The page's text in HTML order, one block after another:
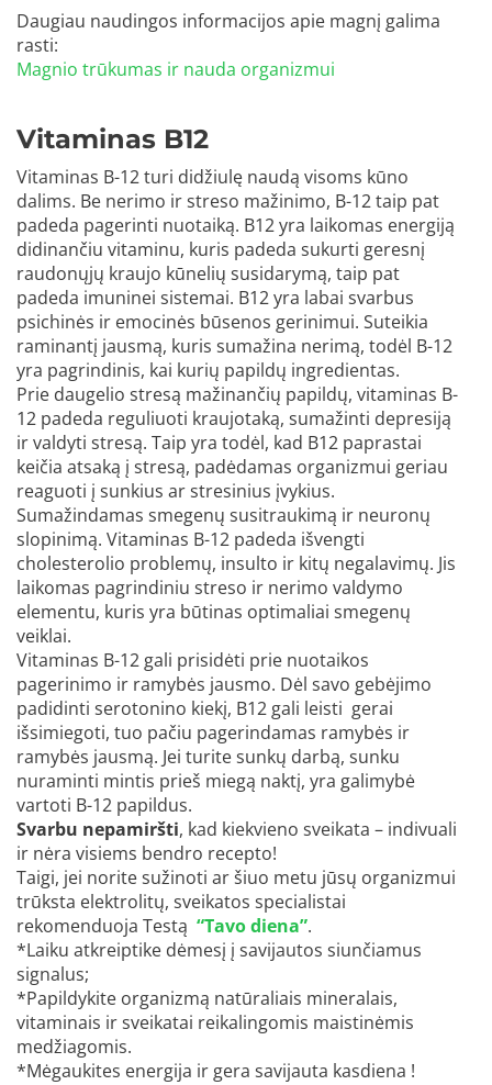
Daugiau naudingos informacijos apie magnį galima
rasti:
Magnio trūkumas ir nauda organizmui
Vitaminas B12
Vitaminas B-12 turi didžiulę naudą visoms kūno
dalims. Be nerimo ir streso mažinimo, B-12 taip pat
padeda pagerinti nuotaiką. B12 yra laikomas energiją
didinančiu vitaminu, kuris padeda sukurti geresnį
raudonųjų kraujo kūnelių susidarymą, taip pat
padeda imuninei sistemai. B12 yra labai svarbus
psichinės ir emocinės būsenos gerinimui. Suteikia
raminantį jausmą, kuris sumažina nerimą, todėl B-12
yra pagrindinis, kai kurių papildų ingredientas.
Prie daugelio stresą mažinančių papildų, vitaminas B-
12 padeda reguliuoti kraujotaką, sumažinti depresiją
ir valdyti stresą. Taip yra todėl, kad B12 paprastai
keičia atsaką į stresą, padėdamas organizmui geriau
reaguoti į sunkius ar stresinius įvykius.
Sumažindamas smegenų susitraukimą ir neuronų
slopinimą. Vitaminas B-12 padeda išvengti
cholesterolio problemų, insulto ir kitų negalavimų. Jis
laikomas pagrindiniu streso ir nerimo valdymo
elementu, kuris yra būtinas optimaliai smegenų
veiklai.
Vitaminas B-12 gali prisidėti prie nuotaikos
pagerinimo ir ramybės jausmo. Dėl savo gebėjimo
padidinti serotonino kiekį, B12 gali leisti gerai
išsimiegoti, tuo pačiu pagerindamas ramybės ir
ramybės jausmą. Jei turite sunkų darbą, sunku
nuraminti mintis prieš miegą naktį, yra galimybė
vartoti B-12 papildus.
Svarbu nepamiršti, kad kiekvieno sveikata – indivuali
ir nėra visiems bendro recepto!
Taigi, jei norite sužinoti ar šiuo metu jūsų organizmui
trūksta elektrolitų, sveikatos specialistai
rekomenduoja Testą “Tavo diena”.
*Laiku atkreiptike dėmesį į savijautos siunčiamus
signalus;
*Papildykite organizmą natūraliais mineralais,
vitaminais ir sveikatai reikalingomis maistinėmis
medžiagomis.
*Mėgaukites energija ir gera savijauta kasdiena !